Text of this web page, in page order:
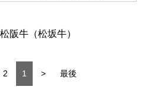
松阪牛（松坂牛）
2 1 > 最後